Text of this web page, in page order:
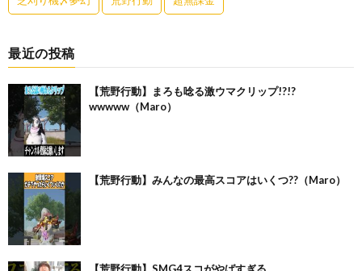
最近の投稿
【荒野行動】まろも唸る激ウマクリップ!?!?
wwwww（Maro）
【荒野行動】みんなの最高スコアはいくつ??（Maro）